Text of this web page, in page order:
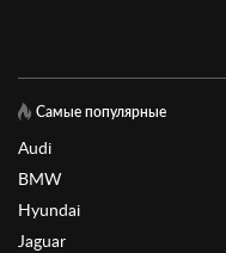
Самые популярные
Audi
BMW
Hyundai
Jaguar